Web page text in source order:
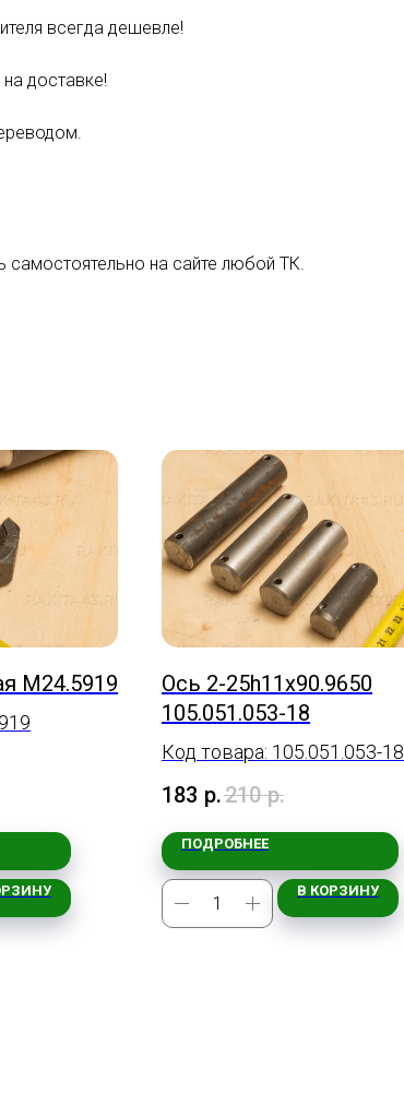
всегда дешевле!
доставке!
на сайте любой ТК.
М24.5919
Ось 2-25h11х90.9650
105.051.053-18
Код товара: 105.051.053-18
183 р.210 р.
ПОДРОБНЕЕ
В КОРЗИНУ